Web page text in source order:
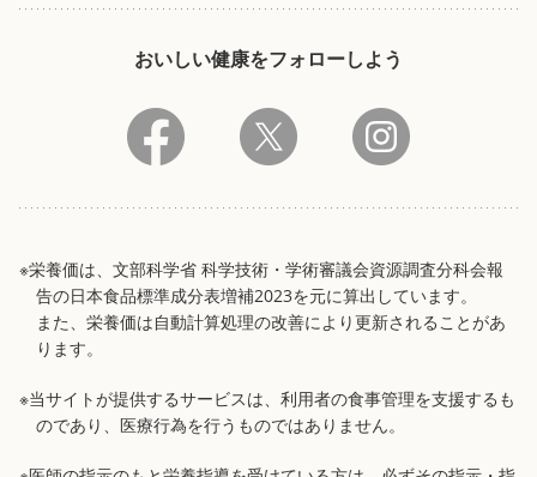
おいしい健康をフォローしよう
※栄養価は、文部科学省 科学技術・学術審議会資源調査分科会報
告の日本食品標準成分表増補2023を元に算出しています。
また、栄養価は自動計算処理の改善により更新されることがあ
ります。
※当サイトが提供するサービスは、利用者の食事管理を支援するも
のであり、医療行為を行うものではありません。